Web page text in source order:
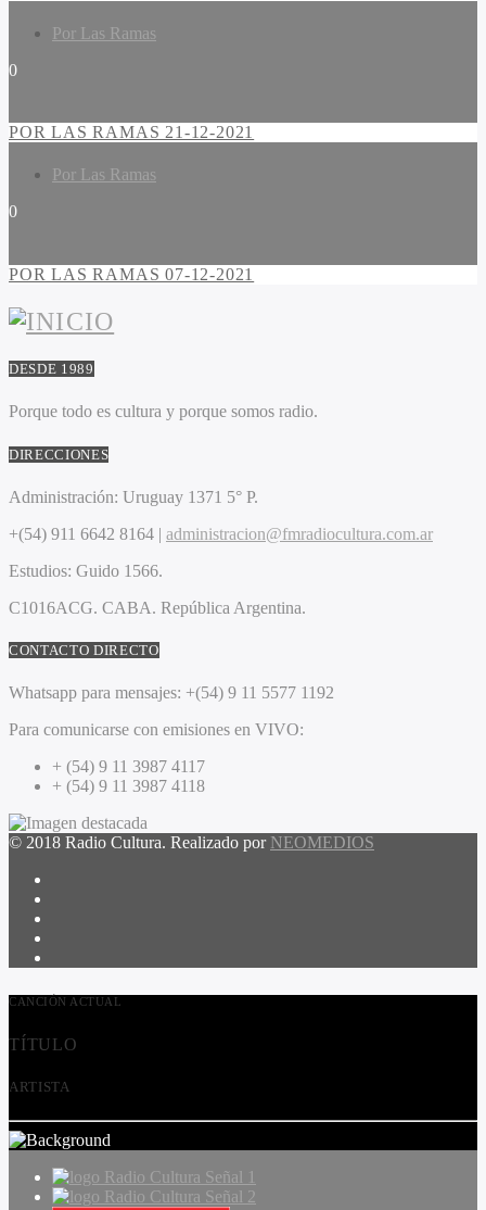
Por Las Ramas
0
POR LAS RAMAS 21-12-2021
Por Las Ramas
0
POR LAS RAMAS 07-12-2021
DESDE 1989
Porque todo es cultura y porque somos radio.
DIRECCIONES
Administración: Uruguay 1371 5° P.
+(54) 911 6642 8164 | administracion@fmradiocultura.com.ar
Estudios: Guido 1566.
C1016ACG. CABA. República Argentina.
CONTACTO DIRECTO
Whatsapp para mensajes: +(54) 9 11 5577 1192
Para comunicarse con emisiones en VIVO:
+ (54) 9 11 3987 4117
+ (54) 9 11 3987 4118
© 2018 Radio Cultura. Realizado por NEOMEDIOS
CANCIÓN ACTUAL
TÍTULO
ARTISTA
Radio Cultura Señal 1
Radio Cultura Señal 2